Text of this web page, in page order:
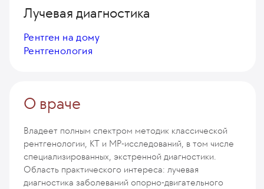
Лучевая диагностика
Рентген на дому
Рентгенология
О враче
Владеет полным спектром методик классической
рентгенологии, КТ и МР-исследований, в том числе
специализированных, экстренной диагностики.
Область практического интереса: лучевая
диагностика заболеваний опорно-двигательного